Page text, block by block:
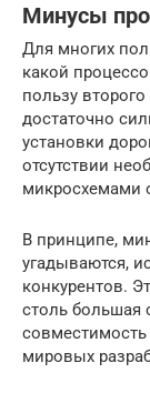
Минусы
Для многих
какой
пользу
достаточно
установки
отсутствии
микросхемами
В принципе,
угадываются,
конкурентов.
столь большая
мировых